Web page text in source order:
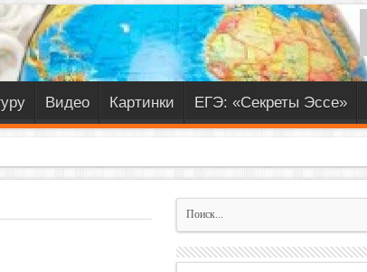
Видео Картинки ЕГЭ: «Секреты Эссе»